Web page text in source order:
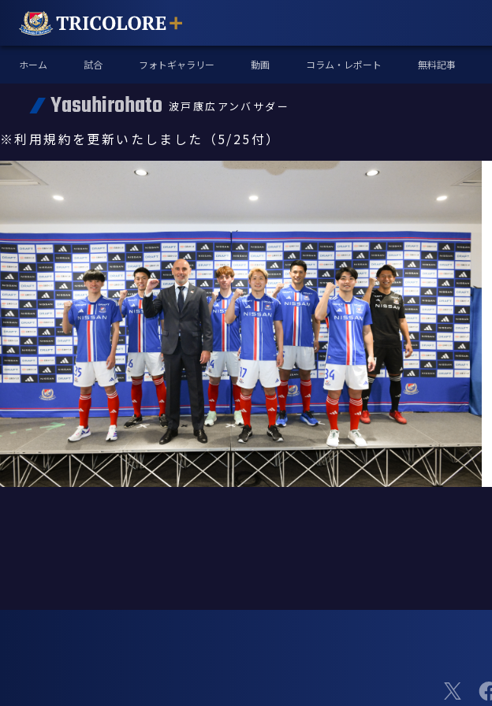
ホーム 試合 フォトギャラリー 動画 コラム・レポート 無料記事
Yasuhirohato 波戸康広アンバサダー
※利用規約を更新いたしました（5/25付）